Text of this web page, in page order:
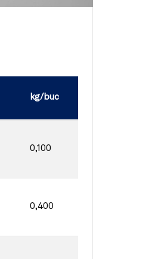
kg/buc
0,100
0,400